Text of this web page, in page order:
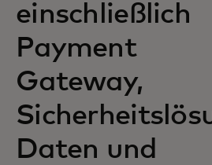
einschließlich
Payment
Gateway,
Daten und